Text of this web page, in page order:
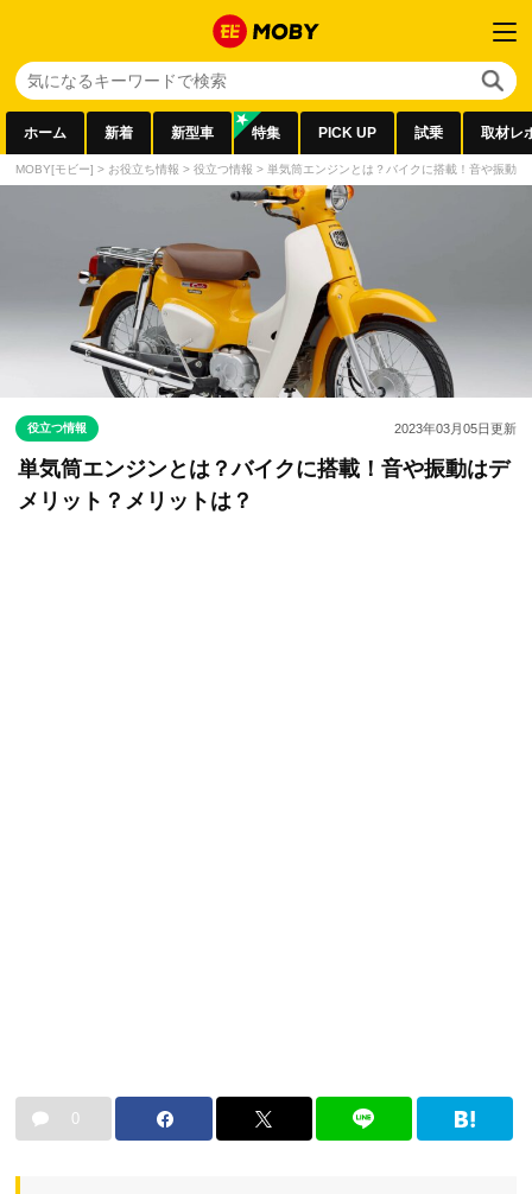
ホーム 新着 新型車 特集 PICK UP 試乗 取材レ
MOBY[モビー] > お役立ち情報 > 役立つ情報 > 単気筒エンジンとは？バイクに搭載！音や振動
役立つ情報 2023年03月05日更新
単気筒エンジンとは？バイクに搭載！音や振動はデ
メリット？メリットは？
0